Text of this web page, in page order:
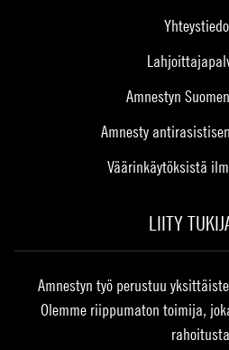
Amnestyn
Amnesty
Väärinkäytöksistä
LIITY
Amnestyn työ perustuu
Olemme riippumaton toimija,